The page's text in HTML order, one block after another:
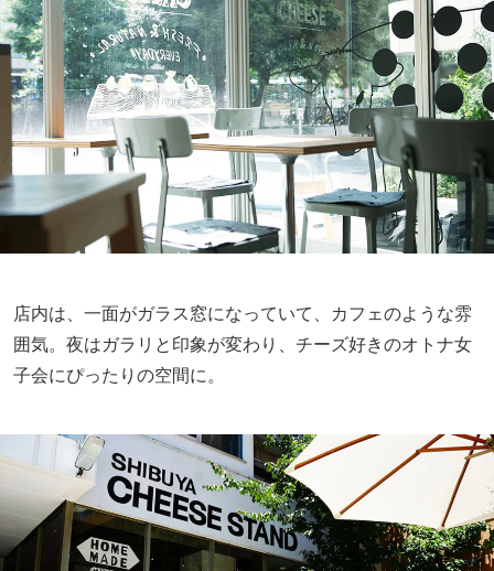
店内は、一面がガラス窓になっていて、カフェのような雰
囲気。夜はガラリと印象が変わり、チーズ好きのオトナ女
子会にぴったりの空間に。